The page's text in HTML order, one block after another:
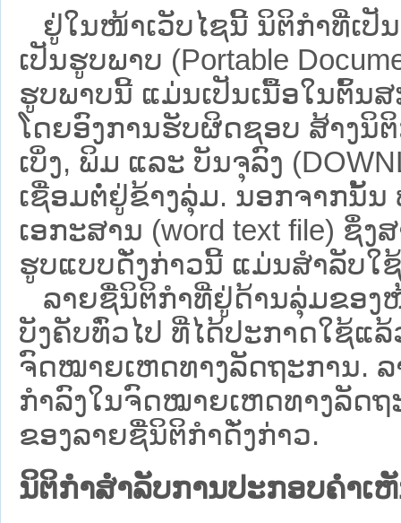
ຢູ່ໃນໜ້າ​ເວັບ​ໄຊ​ນີ້ ນິຕິກຳທີ່ເປັ
ເປັນຮູບພາບ (Portable
ຮູບພາບນີ້ ແມ່ນເປັນເນື້ອໃນຕົ້ນ
ໂດຍອົງການຮັບຜິດຊອບ ສ້າງນິ
ເບິ່ງ, ພິມ ແລະ ບັນຈຸລົງ
ເຊື່ອມຕໍ່ຢູ່ຂ້າງລຸ່ມ. ນອກຈາກນັ້ນ
ເອກະສານ (word text file) ຊຶ່
ຮູບແບບດັ່ງກ່າວນີ້ ແມ່ນສຳລັບໃ
ລາຍຊື່ນິຕິກຳທີ່ຢູ່ດ້ານລຸ່ມຂອງ
ບັງຄັບທົ່ວໄປ ທີ່ໄດ້ປະກາດໃຊ້ແ
ຈົດໝາຍເຫດທາງລັດຖະການ.
ກຳລົງໃນຈົດໝາຍເຫດທາງລັດ
ຂອງລາຍຊື່ນິຕິກໍາດັ່ງກ່າວ.
ນິຕິກຳສຳລັບການປະກອບຄຳເ